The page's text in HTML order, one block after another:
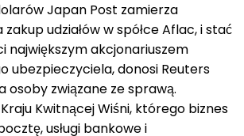
Japan Post zamierza
udziałów w spółce Aflac, i stać
największym akcjonariuszem
ubezpieczyciela, donosi Reuters
osoby związane ze sprawą.
Kwitnącej Wiśni, którego biznes
usługi bankowe i